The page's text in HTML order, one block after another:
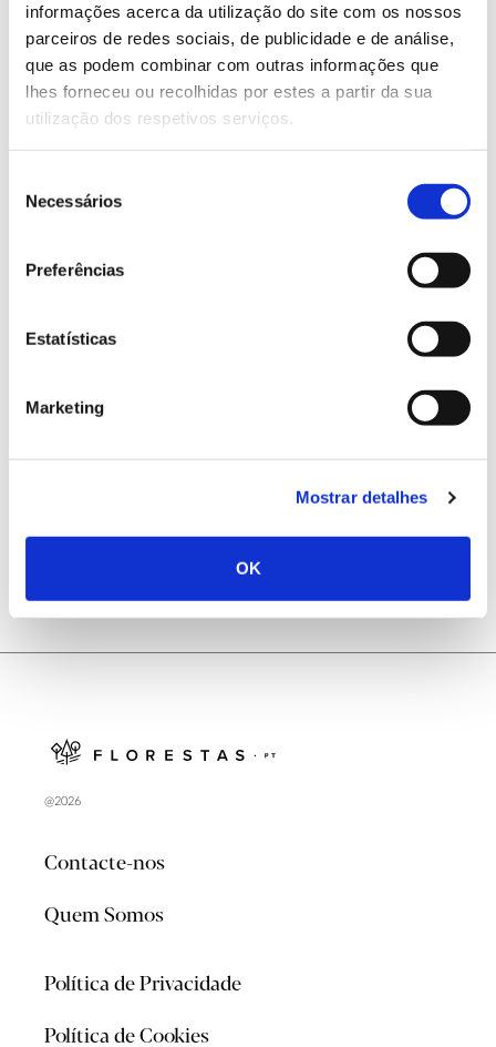
informações acerca da utilização do site com os nossos
parceiros de redes sociais, de publicidade e de análise,
que as podem combinar com outras informações que
lhes forneceu ou recolhidas por estes a partir da sua
utilização dos respetivos serviços.
Necessários
Preferências
Estatísticas
Marketing
Mostrar detalhes
OK
13.07.2026
Genoma do priolo e de outras espécies em risco:
conhecer para conservar
02.07.2026
Registar galhas de Trichi em acácia-das-espigas:
cidadãos chamados a ajudar
25.06.2026
@2026
Contacte-nos
Quem Somos
Política de Privacidade
Política de Cookies